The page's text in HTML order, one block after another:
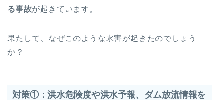
る事故が起きています。
果たして、なぜこのような水害が起きたのでしょう
か？
対策①：洪水危険度や洪水予報、ダム放流情報を